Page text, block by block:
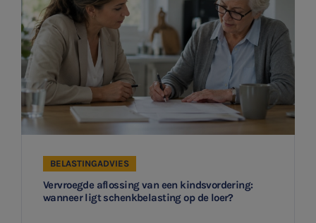
Vervroegde aflossing van een kindsvordering:
wanneer ligt schenkbelasting op de loer?
BELASTINGADVIES